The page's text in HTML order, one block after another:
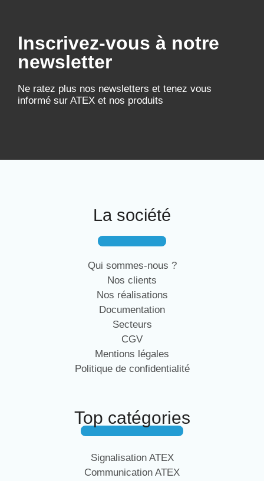
Inscrivez-vous à notre
newsletter
Ne ratez plus nos newsletters et tenez vous
informé sur ATEX et nos produits
La société
Qui sommes-nous ?
Nos clients
Nos réalisations
Documentation
Secteurs
CGV
Mentions légales
Politique de confidentialité
Top catégories
Signalisation ATEX
Communication ATEX